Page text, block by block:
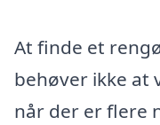
At finde et
behøver ikke
når der er flere